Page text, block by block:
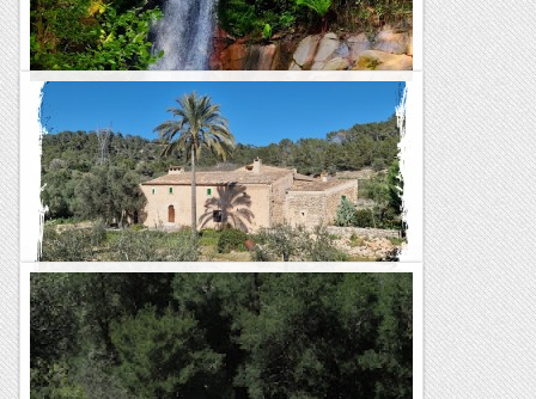
Maifemcim.cat
Per les guilleries: ruta dels carboners
El meu gran mestre excursionista, en Manel Cortés, deia que
als de la Catalunya ponentina ens encanta els boscos
frondosos i verds, en canvi els catalans de l'altre vessant els...
Excursions del Joan Ramon
Marratxí – Ruta verde número 2 (Sa
Cimentera)